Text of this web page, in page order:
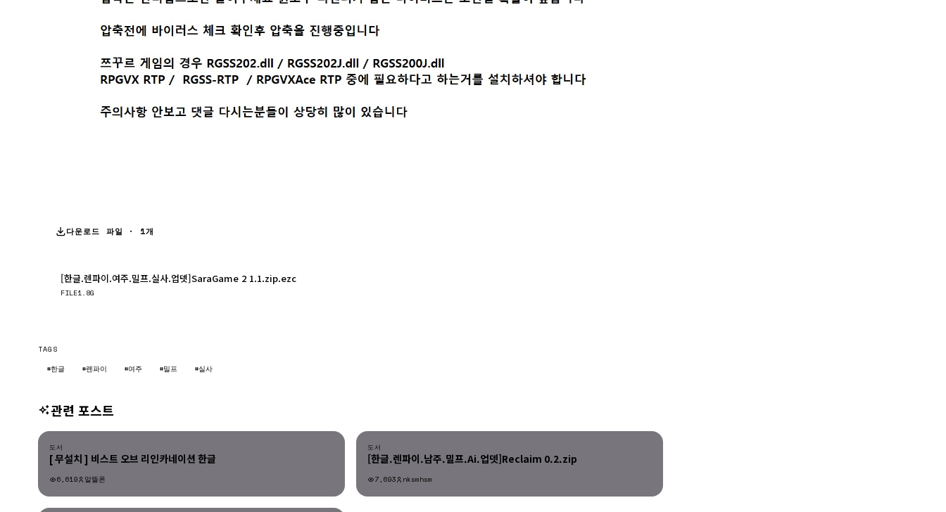
다운로드 파일 · 1개
[한글.렌파이.여주.밀프.실사.업뎃]SaraGame 2 1.1.zip.ezc
FILE1.8G
TAGS
#한글
#렌파이 #여주 #밀프 #실사
관련 포스트
도서
도서
[ 무설치 ] 비스트 오브 리인카네이션 한글
6,619 알뜰폰
도서
도서
[한글.렌파이.남주.밀프.Ai.업뎃]Reclaim 0.2.zip
7,693 nksmhsm